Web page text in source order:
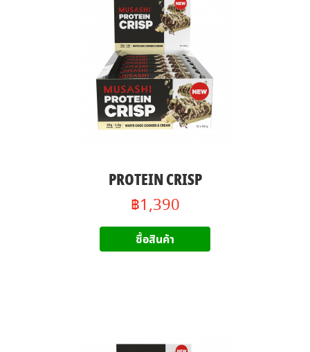
PROTEIN CRISP
฿1,390
ซื้อสินค้า